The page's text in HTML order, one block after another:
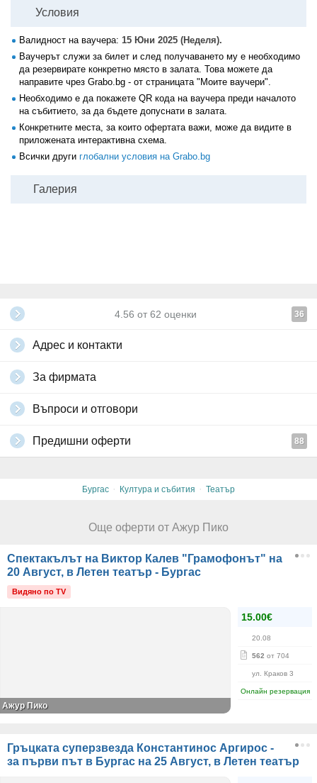
Условия
Валидност на ваучера: 15 Юни 2025 (Неделя).
Ваучерът служи за билет и след получаването му е необходимо
да резервирате конкретно място в залата. Това можете да
направите чрез Grabo.bg - от страницата "Моите ваучери".
Необходимо е да покажете QR кода на ваучера преди началото
на събитието, за да бъдете допуснати в залата.
Конкретните места, за които офертата важи, може да видите в
приложената интерактивна схема.
Всички други глобални условия на Grabo.bg
Галерия
4.56 от 62 оценки 36
Адрес и контакти
За фирмата
Въпроси и отговори
Предишни оферти 88
Бургас · Култура и събития · Театър
Още оферти от Ажур Пико
Спектакълът на Виктор Калев "Грамофонът" на
20 Август, в Летен театър - Бургас
Видяно по TV
15.00€
20.08
562 от 704
ул. Краков 3
Онлайн резервация
Ажур Пико
Гръцката суперзвезда Константинос Аргирос -
за първи път в Бургас на 25 Август, в Летен театър